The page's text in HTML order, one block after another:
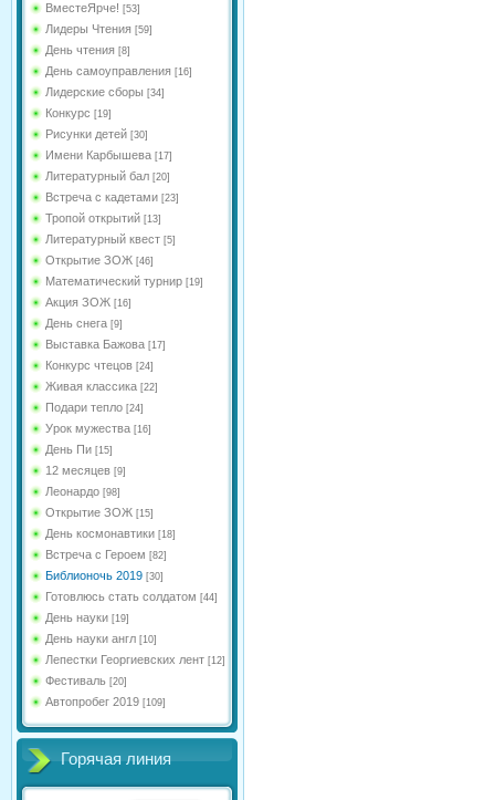
ВместеЯрче! [53]
Лидеры Чтения [59]
День чтения [8]
День самоуправления [16]
Лидерские сборы [34]
Конкурс [19]
Рисунки детей [30]
Имени Карбышева [17]
Литературный бал [20]
Встреча с кадетами [23]
Тропой открытий [13]
Литературный квест [5]
Открытие ЗОЖ [46]
Математический турнир [19]
Акция ЗОЖ [16]
День снега [9]
Выставка Бажова [17]
Конкурс чтецов [24]
Живая классика [22]
Подари тепло [24]
Урок мужества [16]
День Пи [15]
12 месяцев [9]
Леонардо [98]
Открытие ЗОЖ [15]
День космонавтики [18]
Встреча с Героем [82]
Библионочь 2019 [30]
Готовлюсь стать солдатом [44]
День науки [19]
День науки англ [10]
Лепестки Георгиевских лент [12]
Фестиваль [20]
Автопробег 2019 [109]
Горячая линия